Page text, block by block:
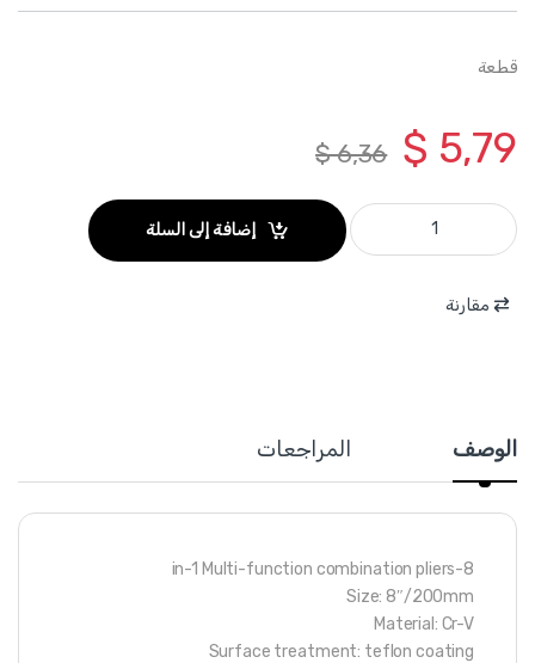
قطعة
$ 5,79
$6,36
THTMF186 - بانسة 200 مم 8 انش متعدد الوظائف 8 في 1 ماركة TOTAL quantity
إضافة إلى السلة
مقارنة
الوصف المراجعات
8-in-1 Multi-function combination pliers
Size: 8″/200mm
Material: Cr-V
Surface treatment: teflon coating